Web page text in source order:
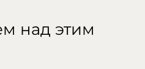
над этим